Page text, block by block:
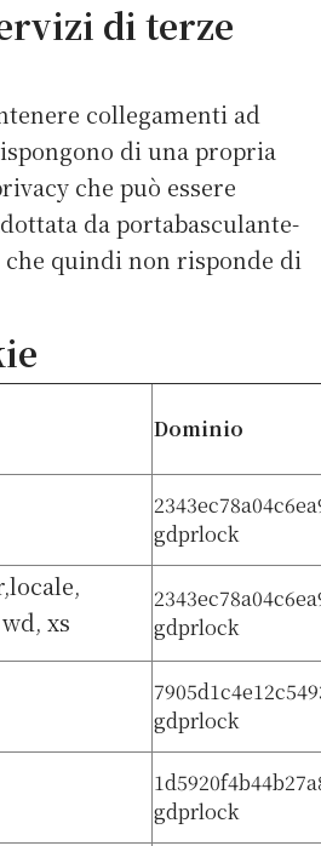
di terze
collegamenti ad
di una propria
che può essere
da portabasculante-
che quindi non risponde di
Dominio
gdprlock
xs
gdprlock
gdprlock
gdprlock